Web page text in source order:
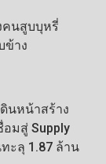
คนสูบบุหรี่
ข้าง
ดินหน้าสร้าง
อมสู่ Supply
ะลุ 1.87 ล้าน